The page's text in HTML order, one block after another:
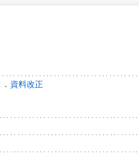
． 資料改正